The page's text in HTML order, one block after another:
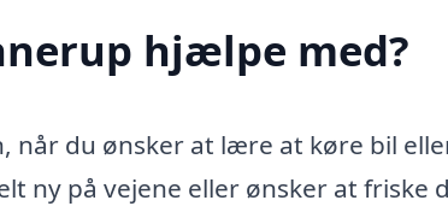
hjælpe med?
når du ønsker at lære at køre bil
ny på vejene eller ønsker at friske